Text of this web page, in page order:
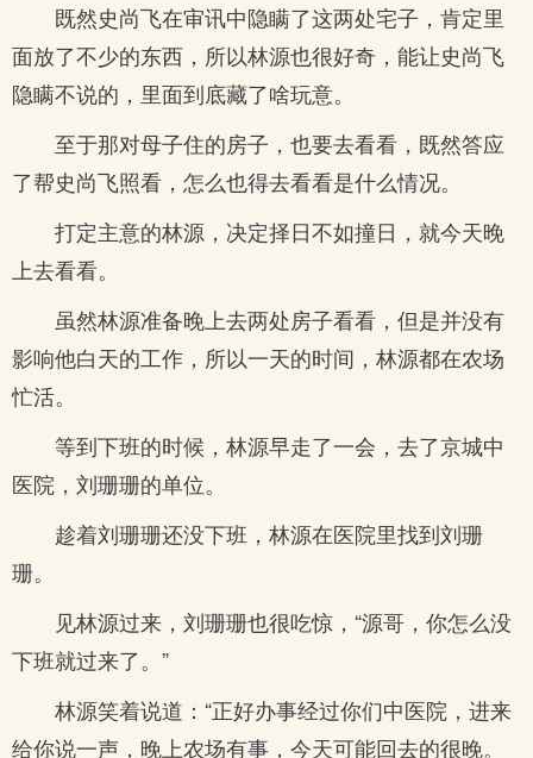
既然史尚飞在审讯中隐瞒了这两处宅子，肯定里
面放了不少的东西，所以林源也很好奇，能让史尚飞
隐瞒不说的，里面到底藏了啥玩意。
至于那对母子住的房子，也要去看看，既然答应
了帮史尚飞照看，怎么也得去看看是什么情况。
打定主意的林源，决定择日不如撞日，就今天晚
上去看看。
虽然林源准备晚上去两处房子看看，但是并没有
影响他白天的工作，所以一天的时间，林源都在农场
忙活。
等到下班的时候，林源早走了一会，去了京城中
医院，刘珊珊的单位。
趁着刘珊珊还没下班，林源在医院里找到刘珊
珊。
见林源过来，刘珊珊也很吃惊，“源哥，你怎么没
下班就过来了。”
林源笑着说道：“正好办事经过你们中医院，进来
给你说一声，晚上农场有事，今天可能回去的很晚。